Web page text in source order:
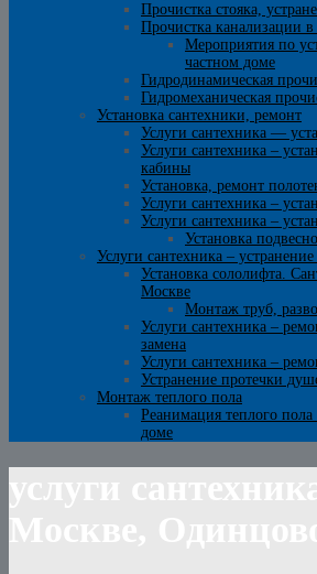
Прочистка стояка,
Прочистка канализации
Мероприятия по
частном доме
Гидродинамическая
Гидромеханическая
Установка сантехники, ремонт
Услуги сантехника —
Услуги сантехника –
кабины
Установка, ремонт
Услуги сантехника –
Услуги сантехника –
Установка
Услуги сантехника –
Установка сололифта.
Москве
Монтаж труб,
Услуги сантехника –
замена
Услуги сантехника –
Устранение протечки
Монтаж теплого пола
Реанимация теплого
доме